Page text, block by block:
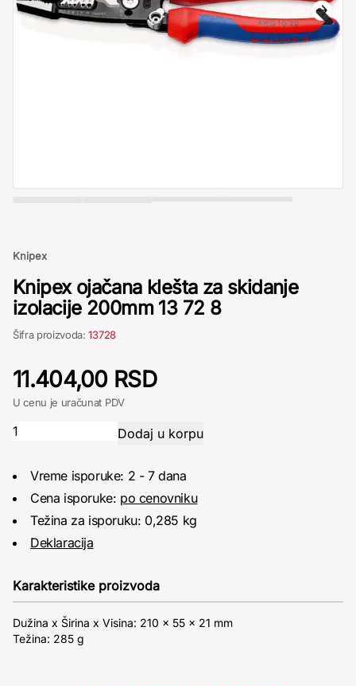
Knipex
Knipex ojačana klešta za skidanje
izolacije 200mm 13 72 8
Šifra proizvoda:13728
11.404,00 RSD
U cenu je uračunat PDV
Vreme isporuke: 2 - 7 dana
Cena isporuke: po cenovniku
Težina za isporuku: 0,285 kg
Deklaracija
Karakteristike proizvoda
Dužina x Širina x Visina: 210 x 55 x 21 mm
Težina: 285 g